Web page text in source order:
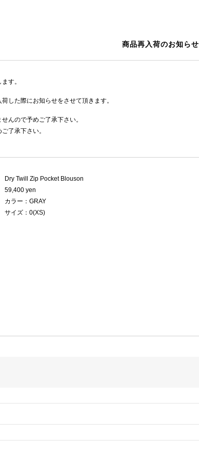
商品再入荷のお知らせ
す。
した際にお知らせをさせて頂きます。
んので予めご了承下さい。
了承下さい。
Dry Twill Zip Pocket Blouson
59,400 yen
カラー：GRAY
サイズ：0(XS)